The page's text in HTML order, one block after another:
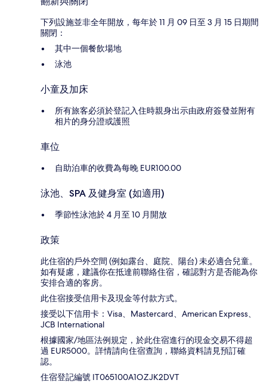
下列設施並非全年開放，每年於 11 月 09 日至 3 月 15 日期間
關閉：
其中一個餐飲場地
泳池
小童及加床
所有旅客必須於登記入住時親身出示由政府簽發並附有
相片的身分證或護照
車位
自助泊車的收費為每晚 EUR100.00
泳池、SPA 及健身室 (如適用)
季節性泳池於 4 月至 10 月開放
政策
此住宿的戶外空間 (例如露台、庭院、陽台) 未必適合兒童。
如有疑慮，建議你在抵達前聯絡住宿，確認對方是否能為你
安排合適的客房。
此住宿接受信用卡及現金等付款方式。
接受以下信用卡：Visa、Mastercard、American Express、
JCB International
根據國家/地區法例規定，於此住宿進行的現金交易不得超
過 EUR5000。詳情請向住宿查詢，聯絡資料請見預訂確
認。
住宿登記編號 IT065100A1OZJK2DVT